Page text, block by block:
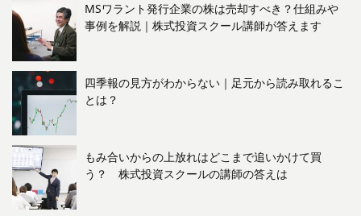
MSワラント発行企業の株は売却すべき？仕組みや
事例を解説｜株式投資スクール講師が答えます
四季報の見方がわからない｜足元から読み取れるこ
とは？
もみ合いからの上放れはどこまで追いかけて買
う？ 株式投資スクールの講師の答えは